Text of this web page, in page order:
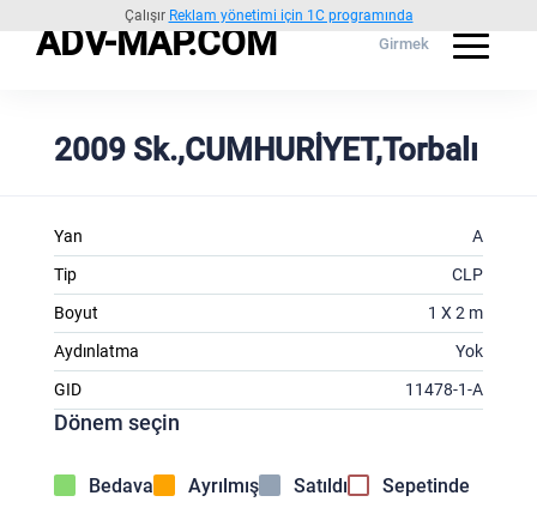
Çalışır Reklam yönetimi için 1C programında
ADV-MAP.COM Girmek
2009 Sk.,CUMHURİYET,Torbalı
Yan
A
Tip
CLP
Boyut
1 X 2 m
Aydınlatma
Yok
GID
11478-1-A
Dönem seçin
Bedava Ayrılmış Satıldı Sepetinde